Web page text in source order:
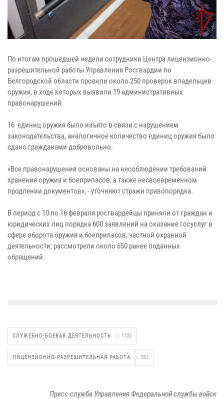
По итогам прошедшей недели сотрудники Центра лицензионно-
разрешительной работы Управления Росгвардии по
Белгородской области провели около 250 проверок владельцев
оружия, в ходе которых выявили 19 административных
правонарушений.
16 единиц оружия было изъято в связи с нарушением
законодательства, аналогичное количество единиц оружия было
сдано гражданами добровольно.
«Все правонарушения основаны на несоблюдении требований
хранения оружия и боеприпасов, а также несвоевременном
продлении документов», - уточняют стражи правопорядка.
В период с 10 по 16 февраля росгвардейцы приняли от граждан и
юридических лиц порядка 600 заявлений на оказание госуслуг в
сфере оборота оружия и боеприпасов, частной охранной
деятельности; рассмотрели около 650 ранее поданных
обращений.
СЛУЖЕБНО-БОЕВАЯ ДЕЯТЕЛЬНОСТЬ 1103
ЛИЦЕНЗИОННО-РАЗРЕШИТЕЛЬНАЯ РАБОТА 361
Пресс-служба Управления Федеральной службы войск